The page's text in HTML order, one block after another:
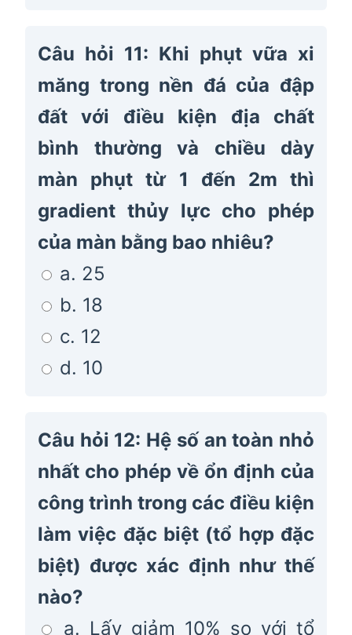
Câu hỏi 11: Khi phụt vữa xi
măng trong nền đá của đập
đất với điều kiện địa chất
bình thường và chiều dày
màn phụt từ 1 đến 2m thì
gradient thủy lực cho phép
của màn bằng bao nhiêu?
a. 25
b. 18
c. 12
d. 10
Câu hỏi 12: Hệ số an toàn nhỏ
nhất cho phép về ổn định của
công trình trong các điều kiện
làm việc đặc biệt (tổ hợp đặc
biệt) được xác định như thế
nào?
a. Lấy giảm 10% so với tổ